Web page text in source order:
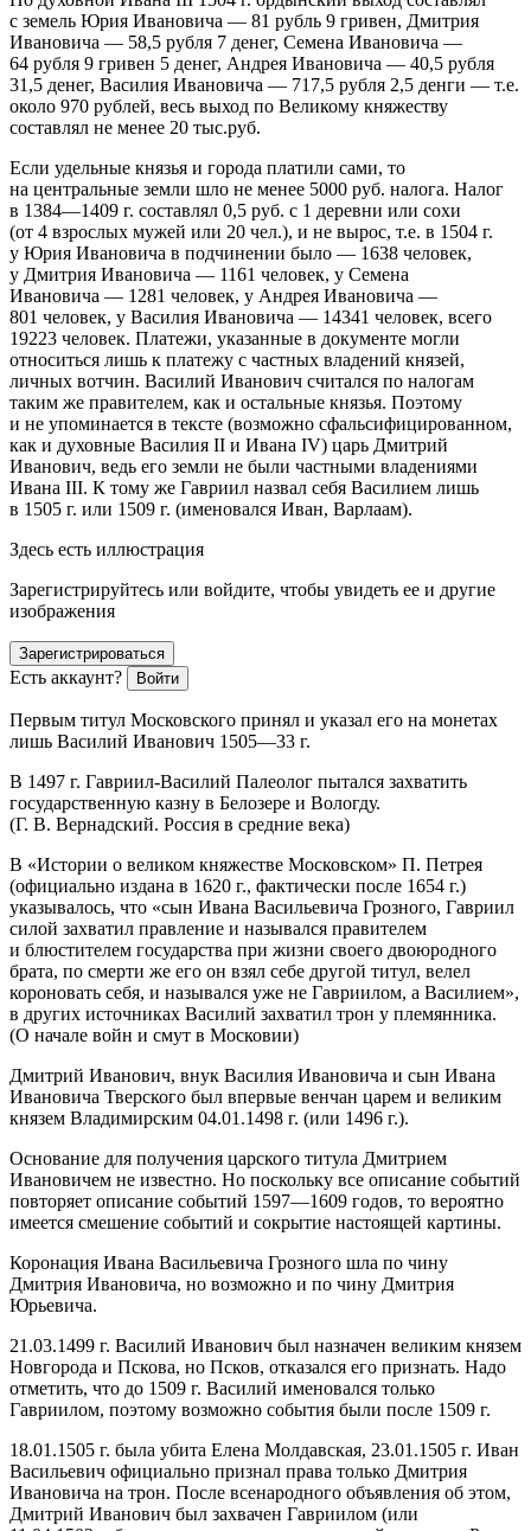
с земель Юрия Ивановича — 81 рубль 9 гривен, Дмитрия
Ивановича — 58,5 рубля 7 денег, Семена Ивановича —
64 рубля 9 гривен 5 денег, Андрея Ивановича — 40,5 рубля
31,5 денег, Василия Ивановича — 717,5 рубля 2,5 денги — т.е.
около 970 рублей, весь выход по Великому княжеству
составлял не менее 20 тыс.руб.
Если удельные князья и города платили сами, то
на центральные земли шло не менее 5000 руб. налога. Налог
в 1384—1409 г. составлял 0,5 руб. с 1 деревни или сохи
(от 4 взрослых мужей или 20 чел.), и не вырос, т.е. в 1504 г.
у Юрия Ивановича в подчинении было — 1638 человек,
у Дмитрия Ивановича — 1161 человек, у Семена
Ивановича — 1281 человек, у Андрея Ивановича —
801 человек, у Василия Ивановича — 14341 человек, всего
19223 человек. Платежи, указанные в документе могли
относиться лишь к платежу с частных владений князей,
личных вотчин. Василий Иванович считался по налогам
таким же правителем, как и остальные князья. Поэтому
и не упоминается в тексте (возможно сфальсифицированном,
как и духовные Василия II и Ивана IV) царь Дмитрий
Иванович, ведь его земли не были частными владениями
Ивана III. К тому же Гавриил назвал себя Василием лишь
в 1505 г. или 1509 г. (именовался Иван, Варлаам).
Здесь есть иллюстрация
Зарегистрируйтесь или войдите, чтобы увидеть ее и другие
изображения
Зарегистрироваться
Есть аккаунт? Войти
Первым титул Московского принял и указал его на монетах
лишь Василий Иванович 1505—33 г.
В 1497 г. Гавриил-Василий Палеолог пытался захватить
государственную казну в Белозере и Вологду.
(Г. В. Вернадский. Россия в средние века)
В «Истории о великом княжестве Московском» П. Петрея
(официально издана в 1620 г., фактически после 1654 г.)
указывалось, что «сын Ивана Васильевича Грозного, Гавриил
силой захватил правление и назывался правителем
и блюстителем государства при жизни своего двоюродного
брата, по смерти же его он взял себе другой титул, велел
короновать себя, и назывался уже не Гавриилом, а Василием»,
в других источниках Василий захватил трон у племянника.
(О начале войн и смут в Московии)
Дмитрий Иванович, внук Василия Ивановича и сын Ивана
Ивановича Тверского был впервые венчан царем и великим
князем Владимирским 04.01.1498 г. (или 1496 г.).
Основание для получения царского титула Дмитрием
Ивановичем не известно. Но поскольку все описание событий
повторяет описание событий 1597—1609 годов, то вероятно
имеется смешение событий и сокрытие настоящей картины.
Коронация Ивана Васильевича Грозного шла по чину
Дмитрия Ивановича, но возможно и по чину Дмитрия
Юрьевича.
21.03.1499 г. Василий Иванович был назначен великим князем
Новгорода и Пскова, но Псков, отказался его признать. Надо
отметить, что до 1509 г. Василий именовался только
Гавриилом, поэтому возможно события были после 1509 г.
18.01.1505 г. была убита Елена Молдавская, 23.01.1505 г. Иван
Васильевич официально признал права только Дмитрия
Ивановича на трон. После всенародного объявления об этом,
Дмитрий Иванович был захвачен Гавриилом (или